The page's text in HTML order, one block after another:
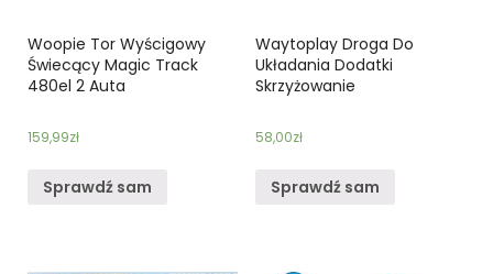
Woopie Tor Wyścigowy
Świecący Magic Track
480el 2 Auta
159,99zł
Sprawdź sam
Waytoplay Droga Do
Układania Dodatki
Skrzyżowanie
58,00zł
Sprawdź sam